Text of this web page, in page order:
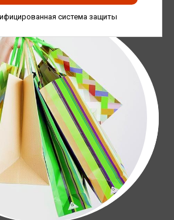
система защиты